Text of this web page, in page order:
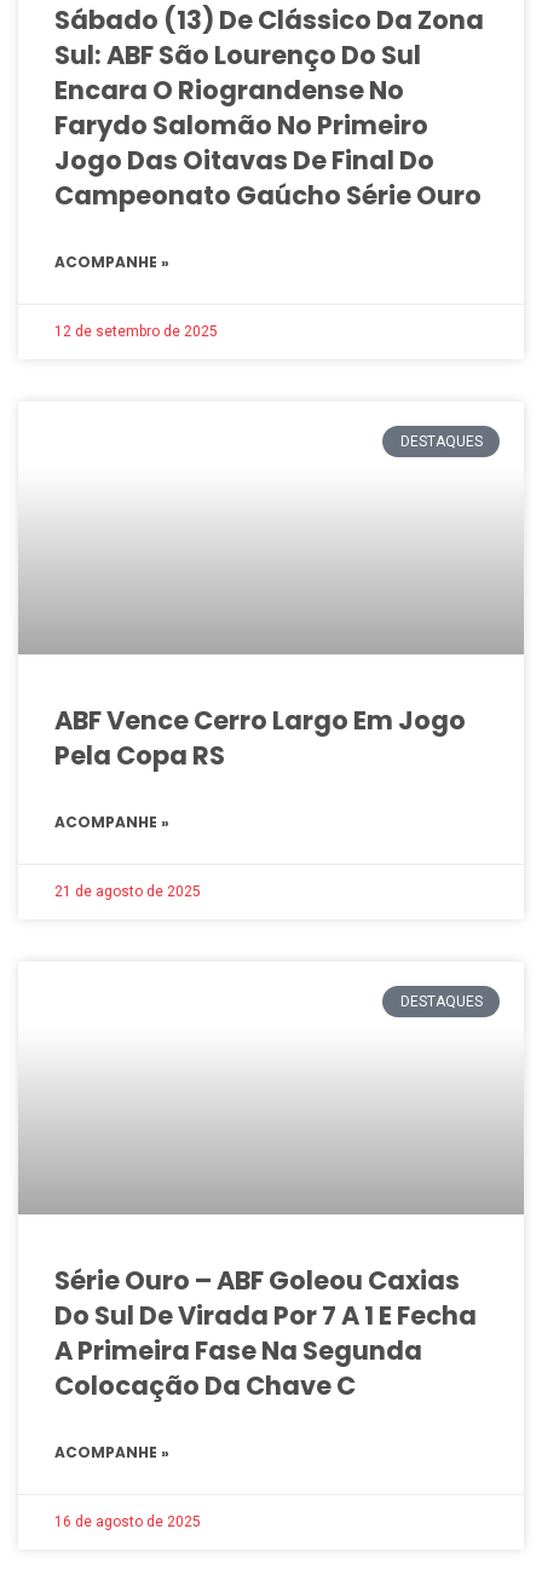
Sábado (13) De Clássico Da Zona
Sul: ABF São Lourenço Do Sul
Encara O Riograndense No
Farydo Salomão No Primeiro
Jogo Das Oitavas De Final Do
Campeonato Gaúcho Série Ouro
ACOMPANHE »
12 de setembro de 2025
DESTAQUES
ABF Vence Cerro Largo Em Jogo
Pela Copa RS
ACOMPANHE »
21 de agosto de 2025
DESTAQUES
Série Ouro – ABF Goleou Caxias
Do Sul De Virada Por 7 A 1 E Fecha
A Primeira Fase Na Segunda
Colocação Da Chave C
ACOMPANHE »
16 de agosto de 2025